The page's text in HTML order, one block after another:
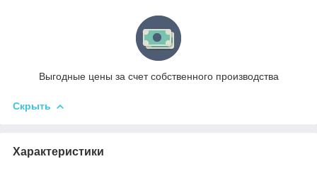
Выгодные цены за счет собственного производства
Скрыть
Характеристики